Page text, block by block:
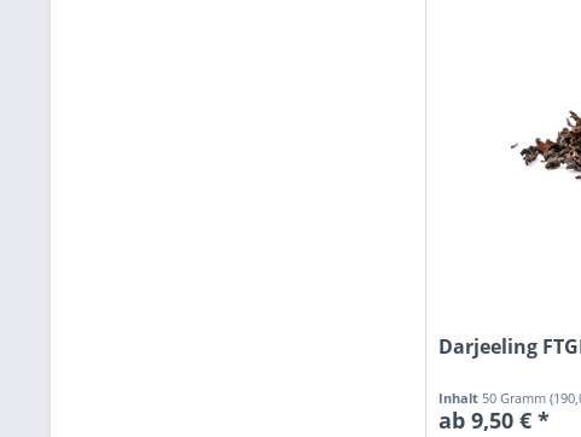
Darjeeling
Inhalt50 Gramm
ab 9,50 € *